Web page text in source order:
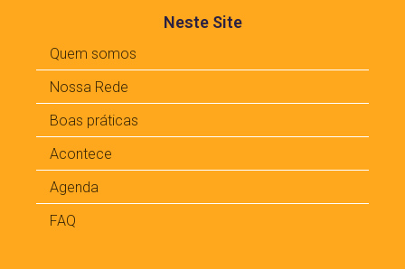
Neste Site
Quem somos
Nossa Rede
Boas práticas
Acontece
Agenda
FAQ